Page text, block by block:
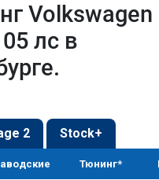
Volkswagen
лс в
2 Stock+
Тюнинг*